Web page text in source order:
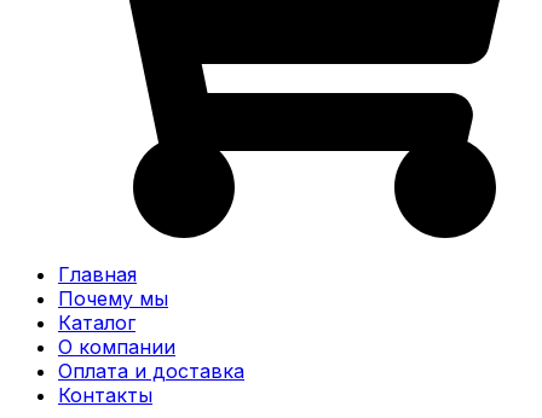
Главная
Почему мы
Каталог
О компании
Оплата и доставка
Контакты